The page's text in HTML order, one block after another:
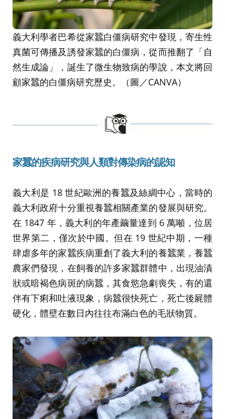
義大利學者巴希從家蠶白僵病研究中發現，寄生性
真菌可傳播及誘發家蠶的白僵病，從而推翻了「自
然生成論」，誕生了微生物致病的學說，本文將回
顧家蠶的白僵病研究歷史。（圖／CANVA）
家蠶的疾病研究與人類對傳染病的認知
義大利是 18 世紀歐洲的養蠶及絲綢中心，當時的
義大利政府十分重視養蠶相關產業的發展與研究。
在 1847 年，義大利的年產繭量達到 6 萬噸，位居
世界第二，僅次於中國。但在 19 世紀中期，一種
肆虐多年的家蠶疾病重創了義大利的養蠶業，養蠶
農家們發現，在飼養的許多家蠶群體中，出現油漬
狀或暗褐色病斑的病蠶，其食慾急劇喪失，有的還
伴有下痢和吐液現象，病蠶很快死亡，死亡後屍體
硬化，體壁在數日內往往布滿白色的毛狀物質。